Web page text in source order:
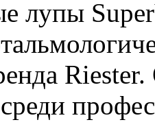
лупы